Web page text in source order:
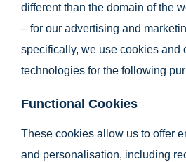
different than the domain of the
– for our advertising and
specifically, we use cookies and
technologies for the following
Functional Cookies
These cookies allow us to offer
and personalisation, including